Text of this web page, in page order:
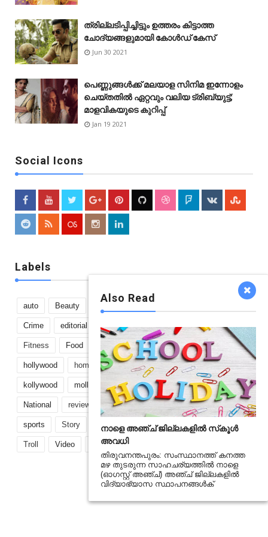
ത്രില്ലടിപ്പിച്ചിട്ടും ഉത്തരം കിട്ടാത്ത
ചോദ്യങ്ങളുമായി കോൾഡ് കേസ്
Jun 30 2021
പെണ്ണുങ്ങള്‍ക്ക് മലയാള സിനിമ ഇന്നോളം
ചെയ്‌തതിൽ ഏറ്റവും വലിയ ട്രിബ്യുട്ട്;
മാളവികയുടെ കുറിപ്പ്
Jan 19 2021
Social Icons
Labels
auto Beauty
Crime editorial Entertainment Fashion featured
Fitness Food Gallery Gossip Gulf Health
hollywood home and decor Idukki Kerala
kollywood mollywood Mostreaded music
National review Science Sex shortfilm
sports Story Tech trailer Travel Trending
Troll Video Viral world
Also Read
നാളെ അഞ്ച് ജില്ലകളിൽ സ്‌കൂൾ
അവധി
തിരുവനന്തപുരം: സംസ്ഥാനത്ത് കനത്ത
മഴ തുടരുന്ന സാഹചര്യത്തിൽ നാളെ
(ഓഗസ്റ്റ് അഞ്ച്) അഞ്ച് ജില്ലകളിൽ
വിദ്യാഭ്യാസ സ്ഥാപനങ്ങൾക്